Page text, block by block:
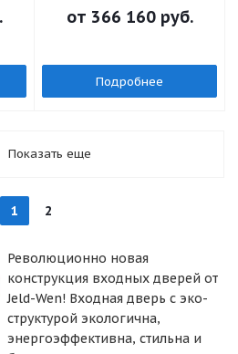
от 366 160 руб.
Подробнее
Показать еще
1 2
Революционно новая
конструкция входных дверей от
Jeld-Wen! Входная дверь с эко-
структурой экологична,
энергоэффективна, стильна и